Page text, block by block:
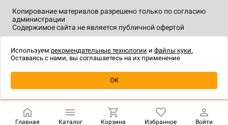
Уведомить о наличии
Копирование материалов разрешено только по согласию
администрации
Содержимое сайта не является публичной офертой
технологии.
Главная Каталог Корзина Избранное Войти
Используем рекомендательные технологии и файлы куки.
Оставаясь с нами, вы соглашаетесь на их применение
OK